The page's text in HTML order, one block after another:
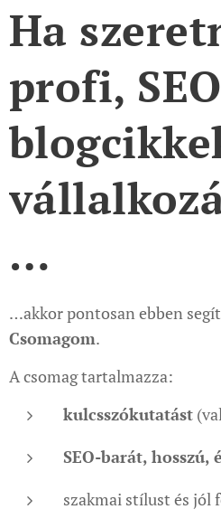
Ha
profi,
…
…akkor pontosan ebben
Csomagom.
A csomag tartalmazza:
kulcsszókutatást
SEO-barát,
szakmai stílust és jól